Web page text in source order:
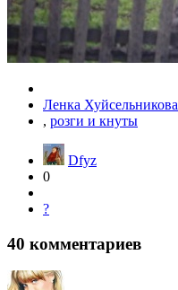
Ленка Хуйсельникова
, розги и кнуты
Dfyz
0
?
40 комментариев